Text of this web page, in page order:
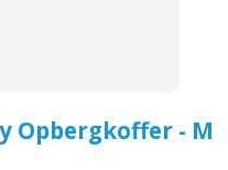
Opbergkoffer - M